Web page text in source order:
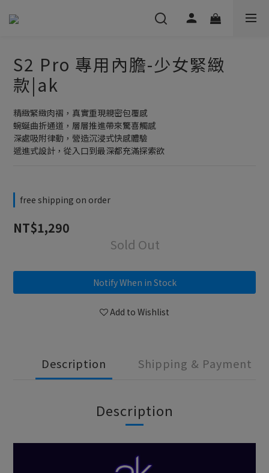
S2 Pro 專用內膽-少女緊緻
款|ak
精緻緊緻肉褶，真實重現親密包覆感
蜿蜒曲折通道，層層推進帶來驚喜觸感
深處吸附律動，營造沉浸式快感體驗
遞進式設計，從入口到最深都充滿探索欲
free shipping on order
NT$1,290
Sold Out
Notify When in Stock
Add to Wishlist
Description Shipping & Payment
Description